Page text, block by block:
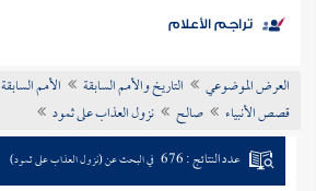
موضوعي
تراجم الأعلام
العرض الموضوعي التاريخ والأمم السابقة الأمم السابقة
قصص الأنبياء
صالح نزول العذاب على ثمود
عدد النتائج : 676 في البحث عن (نزول العذاب على ثمود)